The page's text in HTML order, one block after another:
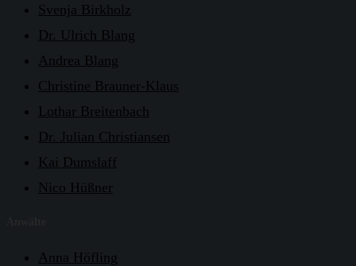
Svenja Birkholz
Dr. Ulrich Blang
Andrea Blang
Christine Brauner-Klaus
Lothar Breitenbach
Dr. Julian Christiansen
Kai Dumslaff
Nico Hüßner
Anna Höfling